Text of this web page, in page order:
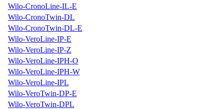
Wilo-CronoLine-IL-E
Wilo-CronoTwin-DL
Wilo-CronoTwin-DL-E
Wilo-VeroLine-IP-E
Wilo-VeroLine-IP-Z
Wilo-VeroLine-IPH-O
Wilo-VeroLine-IPH-W
Wilo-VeroLine-IPL
Wilo-VeroTwin-DP-E
Wilo-VeroTwin-DPL